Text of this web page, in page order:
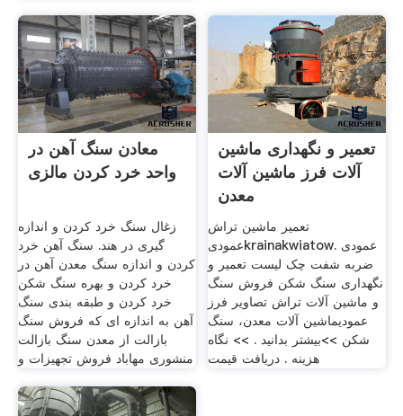
معادن سنگ آهن در
واحد خرد کردن مالزی
زغال سنگ خرد کردن و اندازه
گیری در هند. سنگ آهن خرد
کردن و اندازه سنگ معدن آهن در
خرد کردن و بهره سنگ شکن
خرد کردن و طبقه بندی سنگ
آهن به اندازه ای که فروش سنگ
بازالت از معدن سنگ بازالت
منشوری مهاباد فروش تجهیزات و
تعمیر و نگهداری ماشین
آلات فرز ماشین آلات
معدن
تعمیر ماشین تراش
عمودیkrainakwiatow. عمودی
ضربه شفت چک لیست تعمیر و
نگهداری سنگ شکن فروش سنگ
و ماشین آلات تراش تصاویر فرز
عمودیماشین آلات معدن، سنگ
شکن >>بیشتر بدانید . >> نگاه
هزینه . دریافت قیمت